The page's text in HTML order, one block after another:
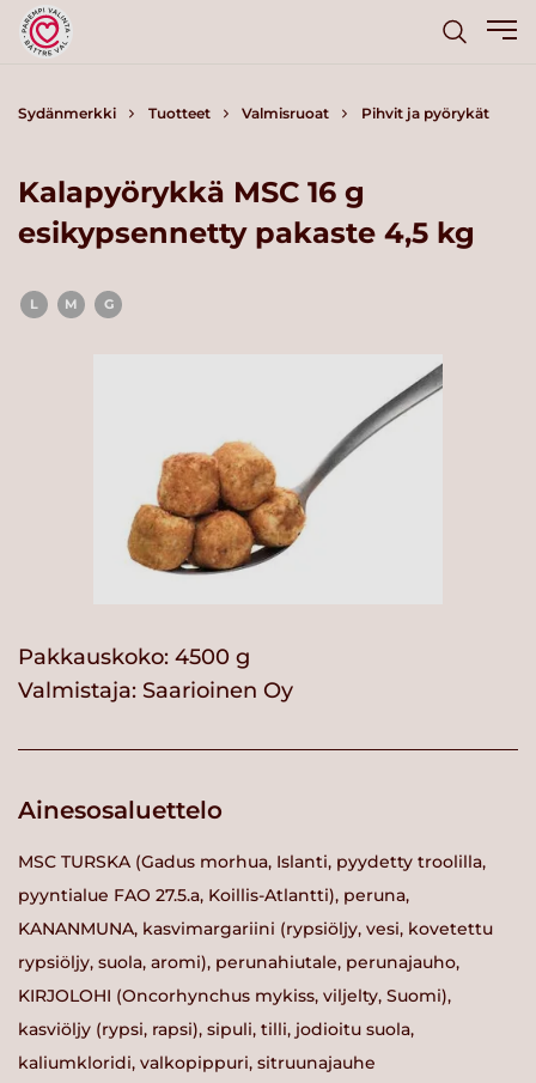
Sydänmerkki Tuotteet Valmisruoat Pihvit ja pyörykät
Kalapyörykkä MSC 16 g
esikypsennetty pakaste 4,5 kg
L M G
Pakkauskoko: 4500 g
Valmistaja: Saarioinen Oy
Ainesosaluettelo
MSC TURSKA (Gadus morhua, Islanti, pyydetty troolilla,
pyyntialue FAO 27.5.a, Koillis-Atlantti), peruna,
KANANMUNA, kasvimargariini (rypsiöljy, vesi, kovetettu
rypsiöljy, suola, aromi), perunahiutale, perunajauho,
KIRJOLOHI (Oncorhynchus mykiss, viljelty, Suomi),
kasviöljy (rypsi, rapsi), sipuli, tilli, jodioitu suola,
kaliumkloridi, valkopippuri, sitruunajauhe